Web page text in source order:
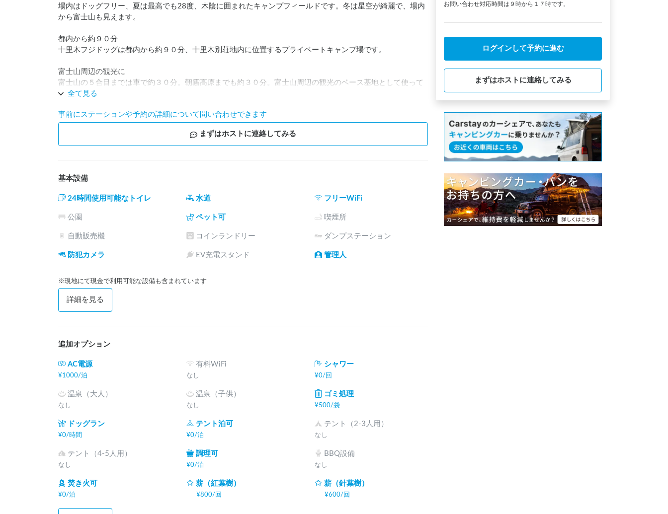
場内はドッグフリー、夏は最高でも28度、木陰に囲まれたキャンプフィールドです。冬は星空が綺麗で、場内
から富士山も見えます。
都内から約９０分
十里木フジドッグは都内から約９０分、十里木別荘地内に位置するプライベートキャンプ場です。
富士山周辺の観光に
富士山の５合目までは車で約３０分。朝霧高原までも約３０分。富士山周辺の観光のベース基地として使って
ください。
ロッジの設備も充実しています。
場内には、トイレー、シャワー、キッチン、エアコン、床暖房まで備わったロッジが併設しています。万が一
全て見る
事前にステーションや予約の詳細について問い合わせできます
まずはホストに連絡してみる
基本設備
24時間使用可能なトイレ 水道 フリーWiFi
公園 ペット可 喫煙所
自動販売機 コインランドリー ダンプステーション
防犯カメラ EV充電スタンド 管理人
※現地にて現金で利用可能な設備も含まれています
詳細を見る
追加オプション
AC電源
¥1000/泊
有料WiFi
なし
シャワー
¥0/ 回
温泉（大人）
なし
温泉（子供）
なし
ゴミ処理
¥500/袋
ドッグラン
¥0/時間
テント泊可
¥0/泊
テント（2-3人用）
なし
テント（4-5人用）
なし
調理可
¥0/泊
BBQ設備
なし
焚き火可
¥0/泊
薪（紅葉樹）
¥800/ 回
薪（針葉樹）
¥600/ 回
お問い合わせ対応時間は９時から１７時です。
ログインして予約に進む
まずはホストに連絡してみる